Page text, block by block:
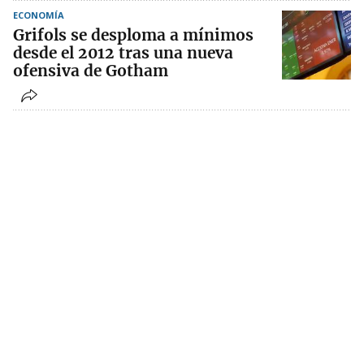
ECONOMÍA
Grifols se desploma a mínimos
desde el 2012 tras una nueva
ofensiva de Gotham